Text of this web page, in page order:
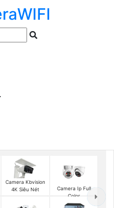
WIFI
Camera Kbvision
4K Siêu Nét
Camera Ip Full
Color